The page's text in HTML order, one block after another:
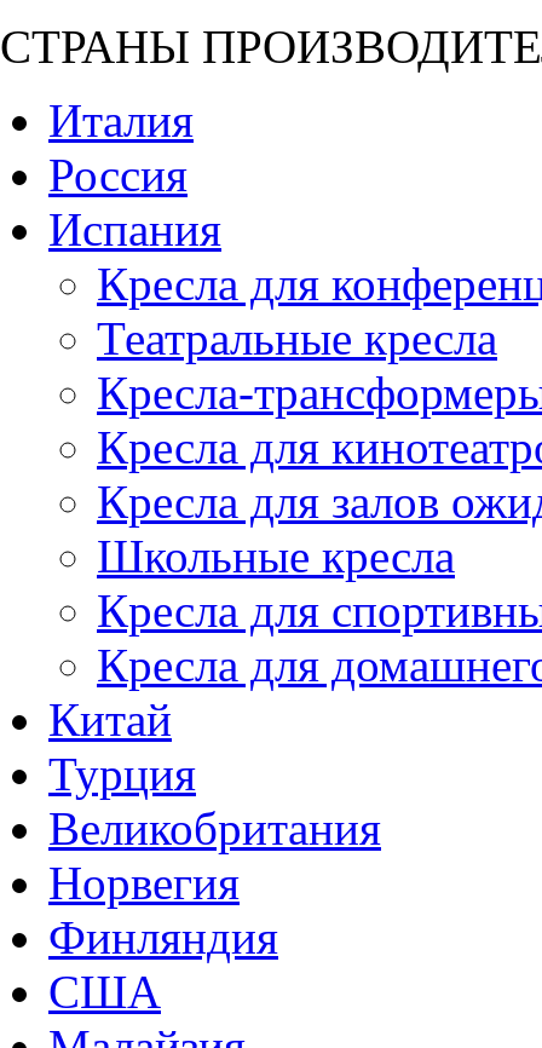
СТРАНЫ
Италия
Россия
Испания
Кресла для
Театральные кресла
Кресла-
Кресла для
Кресла для залов
Школьные кресла
Кресла для
Кресла для
Китай
Турция
Великобритания
Норвегия
Финляндия
США